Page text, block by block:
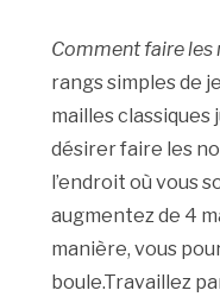
Comment faire les
rangs simples de
mailles classiques
désirer faire les
l’endroit où vous
augmentez de 4
manière, vous
boule.Travaillez